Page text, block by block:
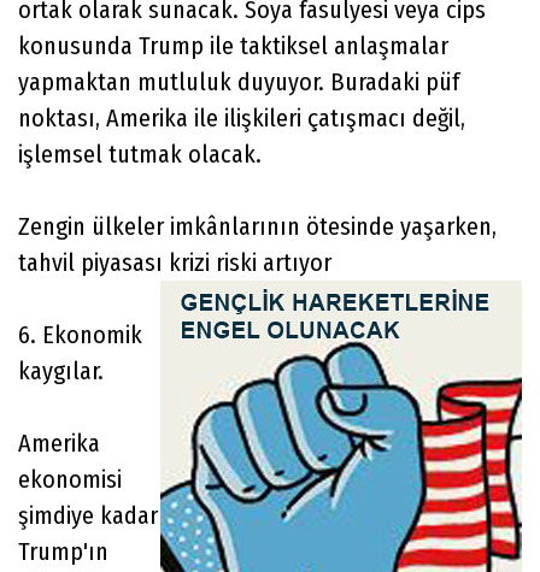
ortak olarak sunacak. Soya fasulyesi veya cips
konusunda Trump ile taktiksel anlaşmalar
yapmaktan mutluluk duyuyor. Buradaki püf
noktası, Amerika ile ilişkileri çatışmacı değil,
işlemsel tutmak olacak.
Zengin ülkeler imkânlarının ötesinde yaşarken,
tahvil piyasası krizi riski artıyor
6. Ekonomik
kaygılar.
Amerika
ekonomisi
şimdiye kadar
Trump'ın